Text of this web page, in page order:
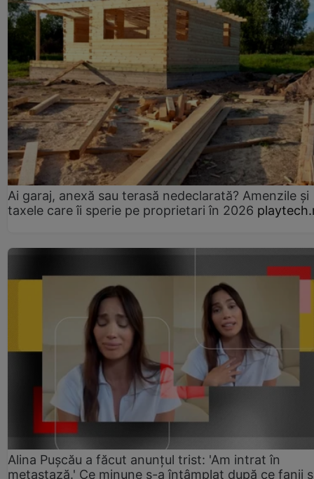
Ai garaj, anexă sau terasă nedeclarată? Amenzile și
taxele care îi sperie pe proprietari în 2026
Alina Pușcău a făcut anunțul trist: 'Am intrat în
metastază.' Ce minune s-a întâmplat după ce fanii